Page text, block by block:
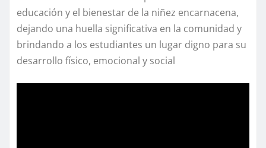
educación y el bienestar de la niñez encarnacena,
dejando una huella significativa en la comunidad y
brindando a los estudiantes un lugar digno para su
desarrollo físico, emocional y social